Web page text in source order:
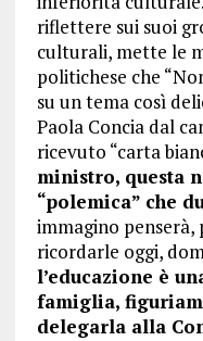
riflettere sui suoi
culturali, mette le
politichese che
su un tema così
Paola Concia dal
ricevuto “carta
ministro, questa
“polemica” che
immagino penserà,
ricordarle oggi,
l’educazione è
famiglia,
delegarla alla